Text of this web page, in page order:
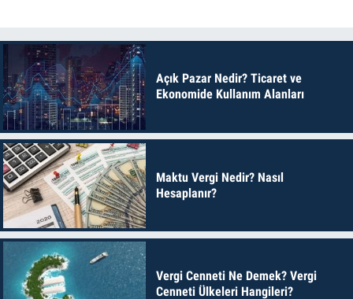
Açık Pazar Nedir? Ticaret ve
Ekonomide Kullanım Alanları
Maktu Vergi Nedir? Nasıl
Hesaplanır?
Vergi Cenneti Ne Demek? Vergi
Cenneti Ülkeleri Hangileri?